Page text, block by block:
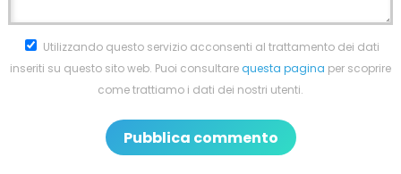
Utilizzando questo servizio acconsenti al trattamento dei dati
inseriti su questo sito web. Puoi consultarequesta pagina per scoprire
come trattiamo i dati dei nostri utenti.